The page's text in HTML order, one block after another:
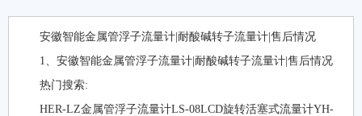
安徽智能金属管浮子流量计|耐酸碱转子流量计|售后情况
1、安徽智能金属管浮子流量计|耐酸碱转子流量计|售后情况
热门搜索:
HER-LZ金属管浮子流量计LS-08LCD旋转活塞式流量计YH-